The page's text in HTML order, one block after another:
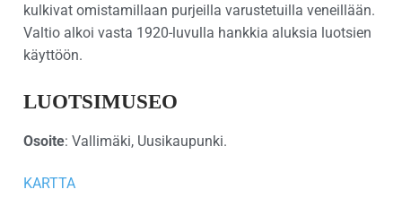
kulkivat omistamillaan purjeilla varustetuilla veneillään.
Valtio alkoi vasta 1920-luvulla hankkia aluksia luotsien
käyttöön.
LUOTSIMUSEO
Osoite: Vallimäki, Uusikaupunki.
KARTTA